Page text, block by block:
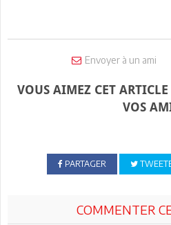
Envoyer à un ami
VOUS AIMEZ CET ARTICLE
VOS
PARTAGER
COMMENTER